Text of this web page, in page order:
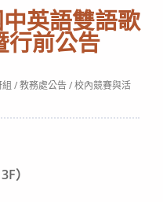
英語雙語歌
行前公告
/教務處公告/校內競賽與活
）